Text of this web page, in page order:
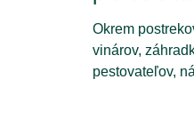
Okrem
vinárov,
pestovateľov,